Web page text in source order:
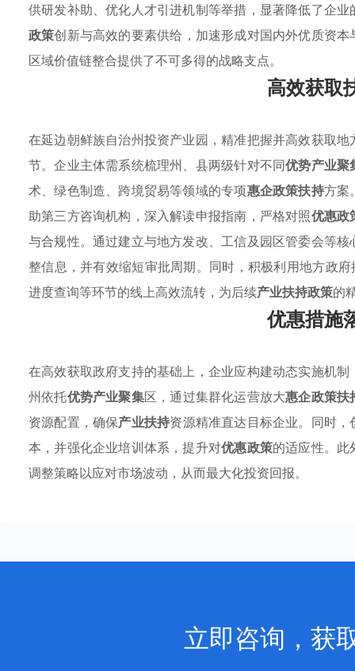
供研发补助、优化人才引进机制等举措，显著降低了企
政策创新与高效的要素供给，加速形成对国内外优质资
区域价值链整合提供了不可多得的战略支点。
高效获取
在延边朝鲜族自治州投资产业园，精准把握并高效获取地
节。企业主体需系统梳理州、县两级针对不同优势产业聚
术、绿色制造、跨境贸易等领域的专项惠企政策扶持方案
助第三方咨询机构，深入解读申报指南，严格对照优惠政
与合规性。通过建立与地方发改、工信及园区管委会等
整信息，并有效缩短审批周期。同时，积极利用地方政
进度查询等环节的线上高效流转，为后续产业扶持政策的
优惠措施
在高效获取政府支持的基础上，企业应构建动态实施机制
州依托优势产业聚集区，通过集群化运营放大惠企政策扶
资源配置，确保产业扶持资源精准直达目标企业。同时
本，并强化企业培训体系，提升对优惠政策的适应性。此
调整策略以应对市场波动，从而最大化投资回报。
立即咨询，获